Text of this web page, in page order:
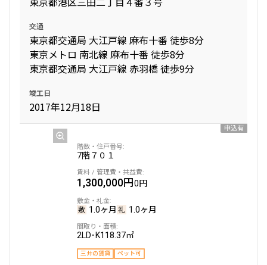
交通
東京都交通局 大江戸線 麻布十番 徒歩8分
東京メトロ 南北線 麻布十番 徒歩8分
東京都交通局 大江戸線 赤羽橋 徒歩9分
竣工日
2017年12月18日
申込有
7階７０１
1,300,000円0円
1.0ヶ月 1.0ヶ月
2LD･K118.37㎡
三井の賃貸 ペット可